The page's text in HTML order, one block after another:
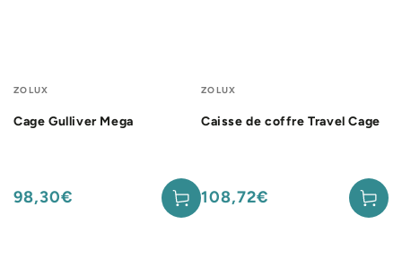
Fournisseur:
ZOLUX
Cage Gulliver Mega
Prix
98,30€
Fournisseur:
ZOLUX
Caisse de coffre Travel Cage
Prix
108,72€